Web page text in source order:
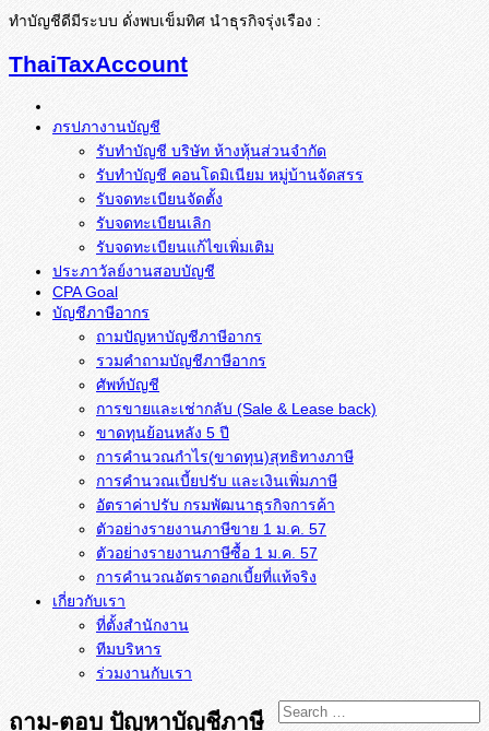
ทำบัญชีดีมีระบบ ดั่งพบเข็มทิศ นำธุรกิจรุ่งเรือง :
ThaiTaxAccount
ภรปภางานบัญชี
รับทำบัญชี บริษัท ห้างหุ้นส่วนจำกัด
รับทำบัญชี คอนโดมิเนียม หมู่บ้านจัดสรร
รับจดทะเบียนจัดตั้ง
รับจดทะเบียนเลิก
รับจดทะเบียนแก้ไขเพิ่มเติม
ประภาวัลย์งานสอบบัญชี
CPA Goal
บัญชีภาษีอากร
ถามปัญหาบัญชีภาษีอากร
รวมคำถามบัญชีภาษีอากร
ศัพท์บัญชี
การขายและเช่ากลับ (Sale & Lease back)
ขาดทุนย้อนหลัง 5 ปี
การคำนวณกำไร(ขาดทุน)สุทธิทางภาษี
การคำนวณเบี้ยปรับ และเงินเพิ่มภาษี
อัตราค่าปรับ กรมพัฒนาธุรกิจการค้า
ตัวอย่างรายงานภาษีขาย 1 ม.ค. 57
การคำนวณอัตราดอกเบี้ยที่แท้จริง
เกี่ยวกับเรา
ที่ตั้งสำนักงาน
ทีมบริหาร
ร่วมงานกับเรา
ถาม-ตอบ ปัญหาบัญชีภาษี